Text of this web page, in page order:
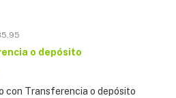
o depósito
con Transferencia o depósito